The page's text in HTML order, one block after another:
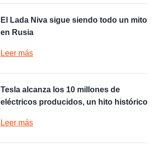
El Lada Niva sigue siendo todo un mito
en Rusia
Leer más
Tesla alcanza los 10 millones de
eléctricos producidos, un hito histórico
Leer más